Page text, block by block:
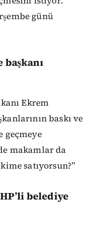
günü
başkanı
Ekrem
baskı ve
geçmeye
makamlar da
satıyorsun?”
belediye